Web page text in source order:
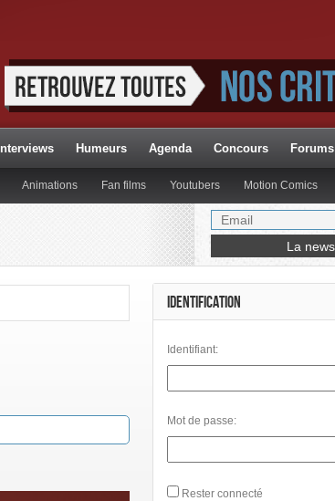
Interviews Humeurs Agenda Concours Forums
Animations Fan films Youtubers Motion Comics
IDENTIFICATION
Identifiant:
Mot de passe:
Rester connecté